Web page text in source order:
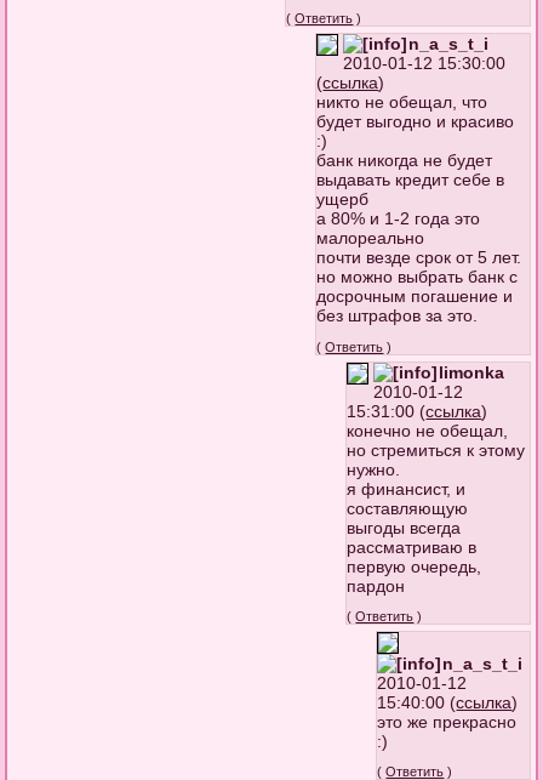
(Ответить )
n_a_s_t_i
2010-01-12 15:30:00
(ссылка)
никто не обещал, что
будет выгодно и красиво
:)
банк никогда не будет
выдавать кредит себе в
ущерб
а 80% и 1-2 года это
малореально
почти везде срок от 5 лет.
но можно выбрать банк с
досрочным погашение и
без штрафов за это.
(Ответить )
limonka
2010-01-12
15:31:00 (ссылка)
конечно не обещал,
но стремиться к этому
нужно.
я финансист, и
составляющую
выгоды всегда
рассматриваю в
первую очередь,
пардон
(Ответить )
n_a_s_t_i
2010-01-12
15:40:00 (ссылка)
это же прекрасно
:)
(Ответить )